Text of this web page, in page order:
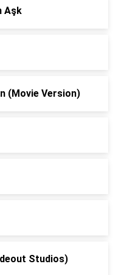
Aşk
(Movie Version)
Studios)